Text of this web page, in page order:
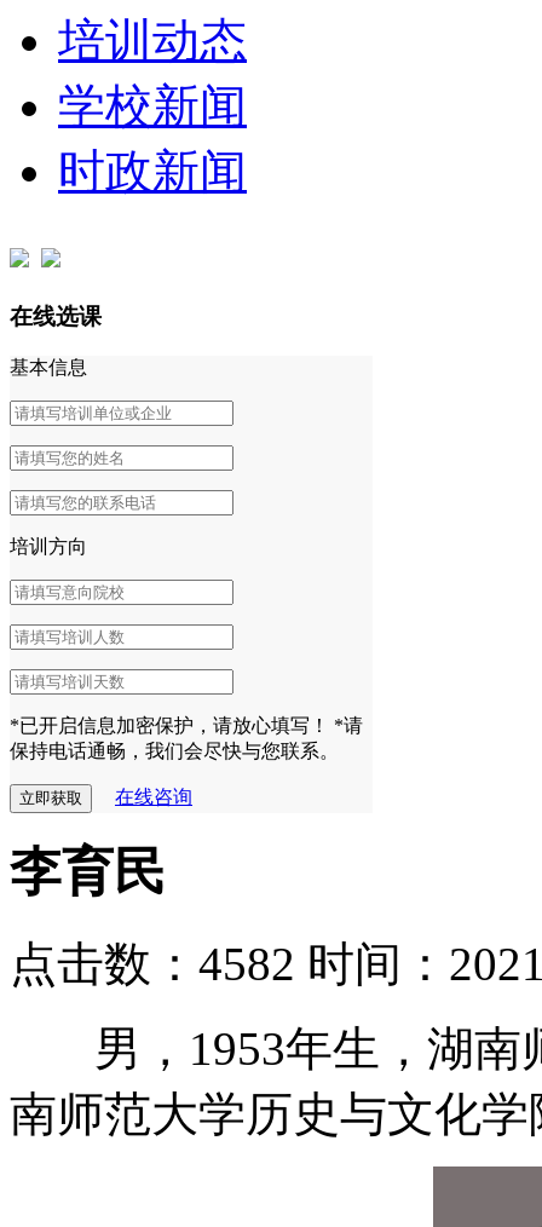
培训动态
学校新闻
时政新闻
在线选课
基本信息
培训方向
*已开启信息加密保护，请放心填写！
*请
保持电话通畅，我们会尽快与您联系。
在线咨询
李育民
点击数：4582 时间：
男，1953年生，湖南
南师范大学历史与文化学